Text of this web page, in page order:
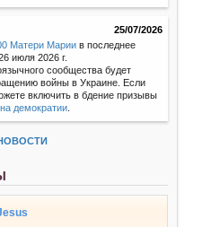
25/07/2026
Матери Марии в последнее
июля 2026 г.
сообщества будет
войны в Украине. Если
включить в бдение призывы
демократии